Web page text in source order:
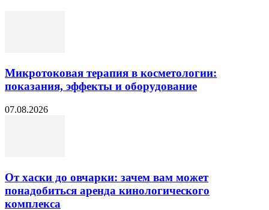
Микротоковая терапия в косметологии:
показания, эффекты и оборудование
07.08.2026
От хаски до овчарки: зачем вам может
понадобиться аренда кинологического
комплекса